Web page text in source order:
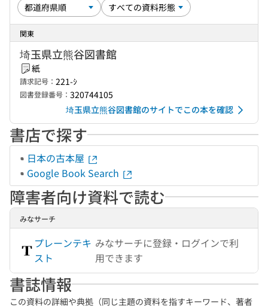
関東
埼玉県立熊谷図書館
紙
請求記号： 221-ｼ
図書登録番号： 320744105
埼玉県立熊谷図書館のサイトでこの本を確認
書店で探す
日本の古本屋
Google Book Search
障害者向け資料で読む
みなサーチ
プレーンテキ
スト
みなサーチに登録・ログインで利
用できます
書誌情報
この資料の詳細や典拠（同じ主題の資料を指すキーワード、著者